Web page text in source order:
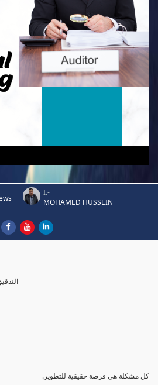
I.-
MOHAMED HUSSEIN
كل مشكلة هي فرصة حقيقية للتطوير.